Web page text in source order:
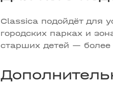
Classica подойдёт для
городских парках и
старших детей —